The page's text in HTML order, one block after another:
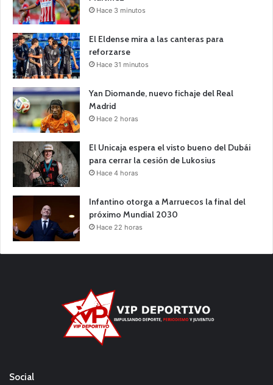
Hace 3 minutos
El Eldense mira a las canteras para
reforzarse
Hace 31 minutos
Yan Diomande, nuevo fichaje del Real
Madrid
Hace 2 horas
El Unicaja espera el visto bueno del Dubái
para cerrar la cesión de Lukosius
Hace 4 horas
Infantino otorga a Marruecos la final del
próximo Mundial 2030
Hace 22 horas
Social